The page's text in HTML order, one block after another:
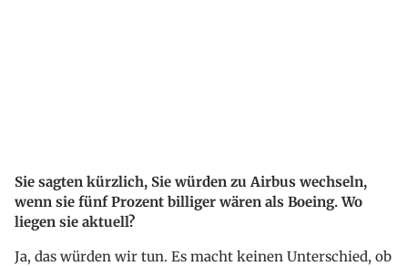
Sie sagten kürzlich, Sie würden zu Airbus wechseln,
wenn sie fünf Prozent billiger wären als Boeing. Wo
liegen sie aktuell?
Ja, das würden wir tun. Es macht keinen Unterschied, ob